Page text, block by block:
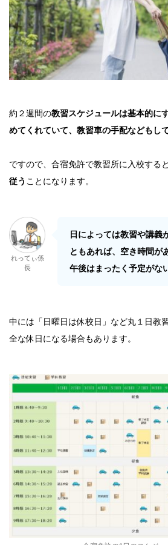
約２週間の教習スケジュールは基本的に
めてくれていて、教習車の手配などもし
ですので、合宿免許で教習所に入校する
従う ことになります。
れってぃ係
長
日によっては教習や講義
ともあれば、空き時間が
午後はまったく予定がな
中には「日曜日は休校日」など丸１日教
全な休日になる場合もあります。